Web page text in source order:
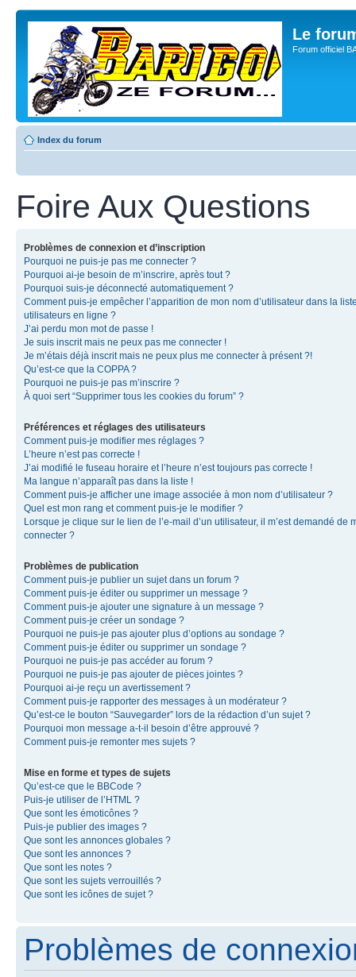
Le
Forum officiel
Index du forum
Foire Aux Questions
Problèmes de connexion et d’inscription
Pourquoi ne puis-je pas me connecter ?
Pourquoi ai-je besoin de m’inscrire, après tout ?
Pourquoi suis-je déconnecté automatiquement ?
Comment puis-je empêcher l’apparition de mon nom d’utilisateur dans la
utilisateurs en ligne ?
J’ai perdu mon mot de passe !
Je suis inscrit mais ne peux pas me connecter !
Je m’étais déjà inscrit mais ne peux plus me connecter à présent ?!
Qu’est-ce que la COPPA ?
Pourquoi ne puis-je pas m’inscrire ?
À quoi sert “Supprimer tous les cookies du forum” ?
Préférences et réglages des utilisateurs
Comment puis-je modifier mes réglages ?
L’heure n’est pas correcte !
J’ai modifié le fuseau horaire et l’heure n’est toujours pas correcte !
Ma langue n’apparaît pas dans la liste !
Comment puis-je afficher une image associée à mon nom d’utilisateur ?
Quel est mon rang et comment puis-je le modifier ?
Lorsque je clique sur le lien de l’e-mail d’un utilisateur, il m’est demandé de
connecter ?
Problèmes de publication
Comment puis-je publier un sujet dans un forum ?
Comment puis-je éditer ou supprimer un message ?
Comment puis-je ajouter une signature à un message ?
Comment puis-je créer un sondage ?
Pourquoi ne puis-je pas ajouter plus d’options au sondage ?
Comment puis-je éditer ou supprimer un sondage ?
Pourquoi ne puis-je pas accéder au forum ?
Pourquoi ne puis-je pas ajouter de pièces jointes ?
Pourquoi ai-je reçu un avertissement ?
Comment puis-je rapporter des messages à un modérateur ?
Qu’est-ce le bouton “Sauvegarder” lors de la rédaction d’un sujet ?
Pourquoi mon message a-t-il besoin d’être approuvé ?
Comment puis-je remonter mes sujets ?
Mise en forme et types de sujets
Qu’est-ce que le BBCode ?
Puis-je utiliser de l’HTML ?
Que sont les émoticônes ?
Puis-je publier des images ?
Que sont les annonces globales ?
Que sont les annonces ?
Que sont les notes ?
Que sont les sujets verrouillés ?
Que sont les icônes de sujet ?
Problèmes de